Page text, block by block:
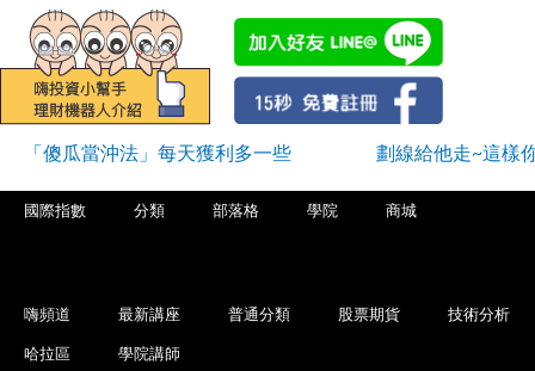
「傻瓜當沖法」每天獲利多一些 劃線給他走~這樣
國際指數 分類 部落格 學院 商城
嗨頻道 最新講座 普通分類 股票期貨 技術分析
哈拉區 學院講師